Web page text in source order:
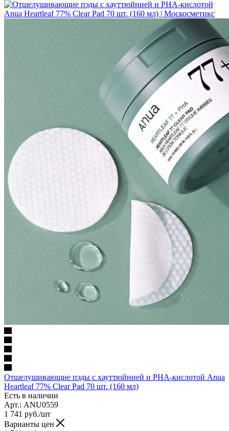
Отшелушивающие пэды с хауттюйнией и PHA-кислотой Anua
Heartleaf 77% Clear Pad 70 шт. (160 мл)
Есть в наличии
Арт.: ANU0559
1 741 руб./шт
Варианты цен